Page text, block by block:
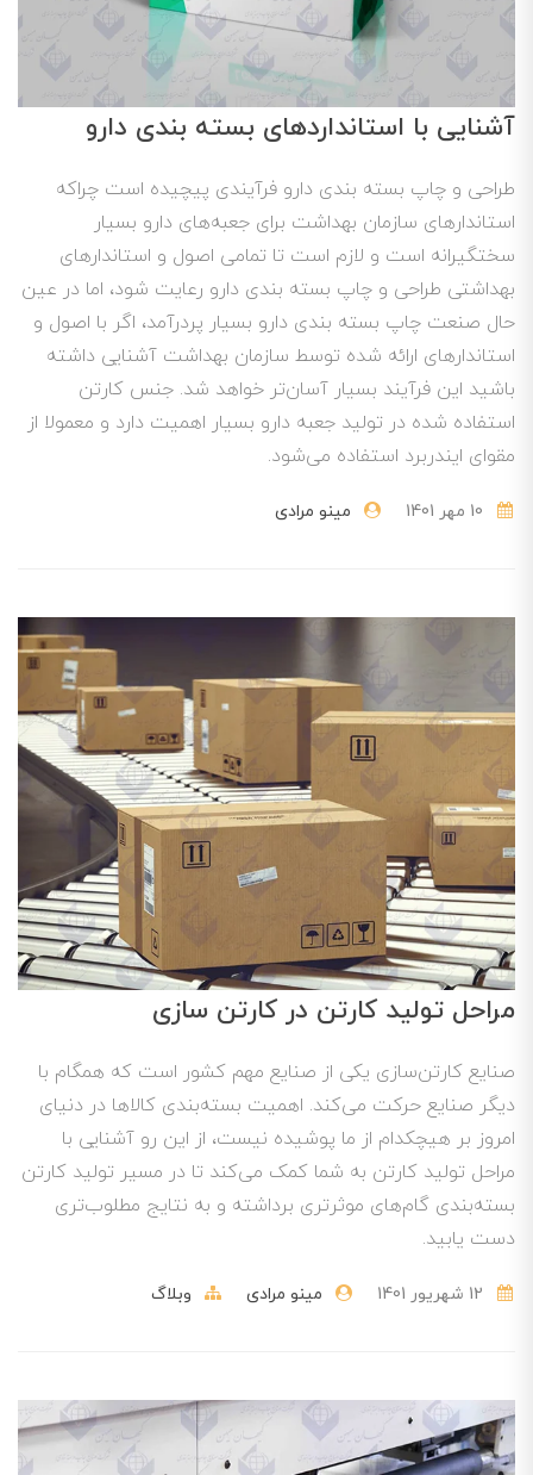
آشنایی با استانداردهای بسته بندی دارو
طراحی و چاپ بسته بندی دارو فرآیندی پیچیده است چراکه
استاندارهای سازمان بهداشت برای جعبه‌های دارو بسیار
سختگیرانه است و لازم است تا تمامی اصول و استاندارهای
بهداشتی طراحی و چاپ بسته بندی دارو رعایت شود، اما در عین
حال صنعت چاپ بسته بندی دارو بسیار پردرآمد، اگر با اصول و
استاندارهای ارائه شده توسط سازمان بهداشت آشنایی داشته
باشید این فرآیند بسیار آسان‌تر خواهد شد. جنس کارتن
استفاده شده در تولید جعبه دارو بسیار اهمیت دارد و معمولا از
مقوای ایندربرد استفاده می‌شود.
مینو مرادی
مراحل تولید کارتن در کارتن سازی
صنایع کارتن‌سازی یکی از صنایع مهم کشور است که همگام با
دیگر صنایع حرکت می‌کند. اهمیت بسته‌بندی کالاها در دنیای
امروز بر هیچکدام از ما پوشیده نیست، از این رو آشنایی با
مراحل تولید کارتن به شما کمک می‌کند تا در مسیر تولید کارتن
بسته‌بندی گام‌های موثرتری برداشته و به نتایج مطلوب‌تری
دست یابید.
مینو مرادی وبلاگ